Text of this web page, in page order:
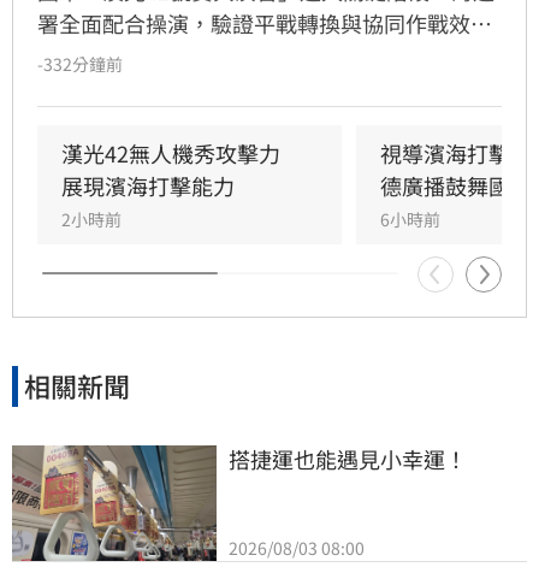
署全面配合操演，驗證平戰轉換與協同作戰效
能。海委會主委管碧玲親赴台北港與左營軍港視
-332分鐘前
漢光42無人機秀攻擊力
展現濱海打擊能力
2小時前
視導濱海打擊
德廣播鼓舞國軍
6小時前
相關新聞
搭捷運也能遇見小幸運！
2026/08/03 08:00